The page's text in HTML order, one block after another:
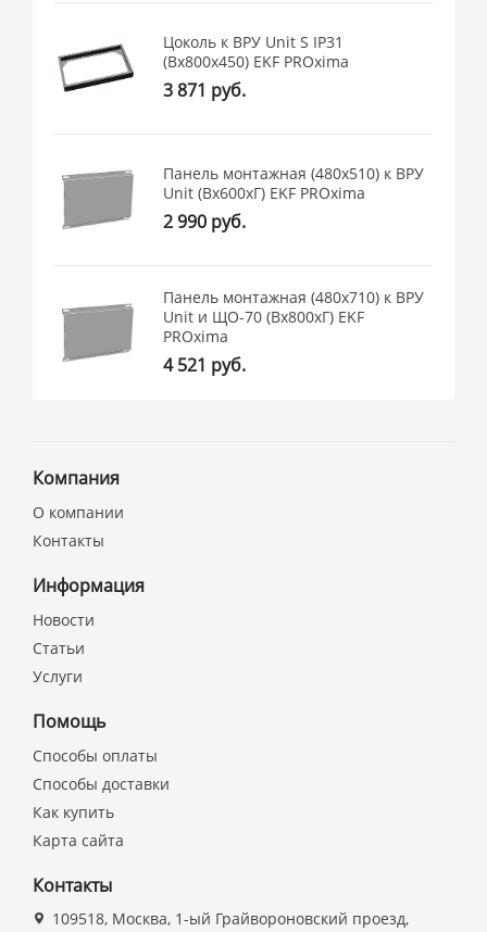
Цоколь к ВРУ Unit S IP31
(Вх800х450) EKF PROxima
3 871 руб.
Панель монтажная (480x510) к ВРУ
Unit (Вх600хГ) EKF PROxima
2 990 руб.
Панель монтажная (480x710) к ВРУ
Unit и ЩО-70 (Вх800хГ) EKF
PROxima
4 521 руб.
Компания
О компании
Контакты
Информация
Новости
Статьи
Услуги
Помощь
Способы оплаты
Способы доставки
Как купить
Карта сайта
Контакты
109518, Москва, 1-ый Грайвороновский проезд,